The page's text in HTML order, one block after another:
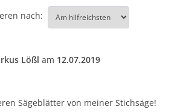
nach:
Lößl am 12.07.2019
Sägeblätter von meiner Stichsäge!